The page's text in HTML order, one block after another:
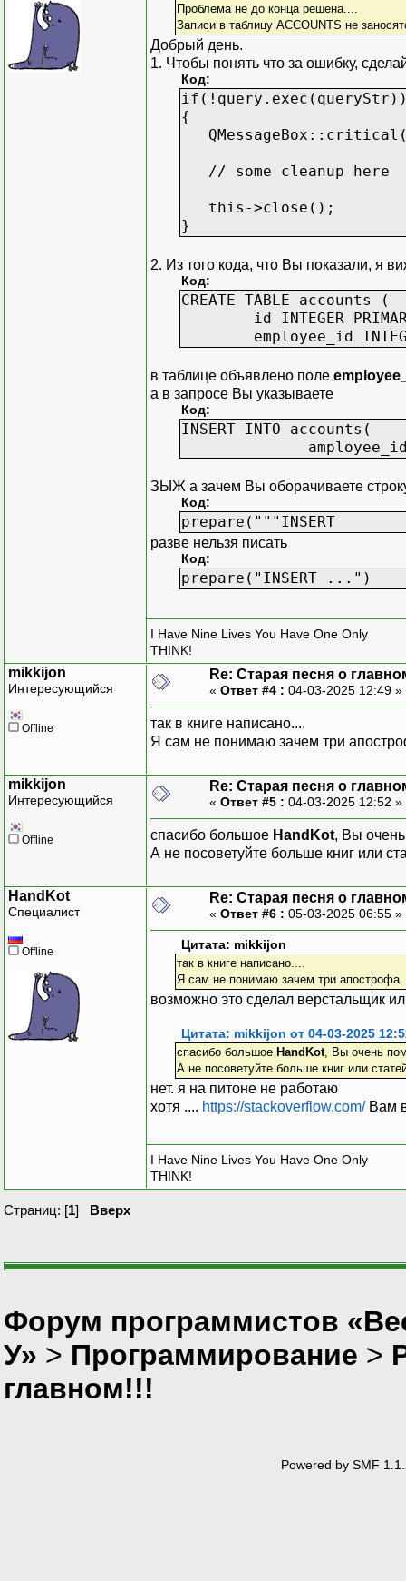
country_names =
country_codes =
departments =
"Finance",
for f_name in
l_name =
country_id =
employee_id =
query.exec()
# создайте данные для
country_query =
id INTEGER PRIMARY KEY
country VARCHAR(20)
"""INSERT INTO
for name in
print("[NFO]
if __name__ ==
CreateEmployeeData()
sys.exit(0)
Проблема не до конца решена....
Записи в таблицу ACCOUNTS не
Добрый день.
1. Чтобы понять что за ошибку,
Код:
{
// some cleanup here
this->close();
}
2. Из того кода, что Вы показали, я
Код:
CREATE TABLE accounts (
id INTEGER PRIMARY
employee_id
в таблице объявлено поле
а в запросе Вы указываете
Код:
INSERT INTO accounts(
ЗЫЖ а зачем Вы оборачиваете
Код:
prepare("""INSERT
разве нельзя писать
Код:
prepare("INSERT ...")
I Have Nine Lives You Have One Only
THINK!
mikkijon
Интересующийся
Offline
Re: Старая песня о
« Ответ #4 : 04-03-2025 12:49 »
так в книге написано....
Я сам не понимаю зачем три
mikkijon
Интересующийся
Offline
Re: Старая песня о
« Ответ #5 : 04-03-2025 12:52 »
спасибо большое HandKot, Вы
А не посоветуйте больше книг или
HandKot
Специалист
Offline
Re: Старая песня о
« Ответ #6 : 05-03-2025 06:55 »
Цитата: mikkijon
так в книге написано....
Я сам не понимаю зачем три апострофа
возможно это сделал верстальщик
Цитата: mikkijon от 04-03-2025
спасибо большое HandKot, Вы очень
А не посоветуйте больше книг или
нет. я на питоне не работаю
хотя .... https://stackoverflow.com/Вам в
I Have Nine Lives You Have One Only
THINK!
Страниц: [1] Вверх
Форум программистов
У» > Программирование >
главном!!!
Powered by SMF